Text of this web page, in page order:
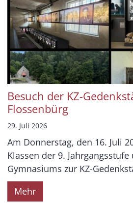
Besuch der KZ-
Flossenbürg
29. Juli 2026
Am Donnerstag, den 16. Juli
Klassen der 9. Jahrgangsstufe
Gymnasiums zur KZ-
Mehr